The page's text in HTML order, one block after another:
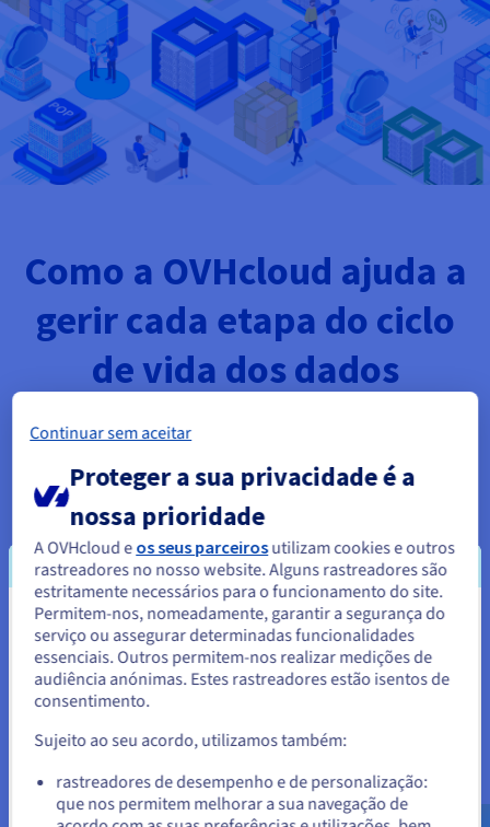
Como a OVHcloud ajuda a
gerir cada etapa do ciclo
de vida dos dados
A OVHcloud acompanha as organizações ao longo de todo o
Oferecemos uma grande variedade de serviços, incluindo
armazenamento e bases de dados geridas. Também
propomos serviços adicionais para ajudar as empresas a tirar
o máximo partido dos seus dados.
01
Criação/aquisição
A OVHcloud ajuda empresas de todas as dimensões durante a
fase de aquisição dos dados. Além disso, suporta qualquer
Parece que está localizado em
Estados Unidos.
Para encomendar a partir de Estados Unidos, terá de consultar e
Aceder ao website do Estados Unidos
us.ovhcloud.com/
Inglês USD - $
Continuar sem aceitar
Proteger a sua privacidade é a
nossa prioridade
A OVHcloud e os seus parceirosutilizam cookies e outros
rastreadores no nosso website. Alguns rastreadores são
estritamente necessários para o funcionamento do site.
Permitem-nos, nomeadamente, garantir a segurança do
serviço ou assegurar determinadas funcionalidades
essenciais. Outros permitem-nos realizar medições de
audiência anónimas. Estes rastreadores estão isentos de
consentimento.
Sujeito ao seu acordo, utilizamos também:
rastreadores de desempenho e de personalização:
que nos permitem melhorar a sua navegação de